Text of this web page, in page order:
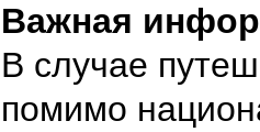
Важная
В случае
помимо